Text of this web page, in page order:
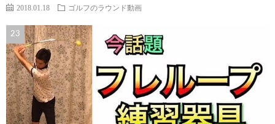
2018.01.18 ゴルフのラウンド動画